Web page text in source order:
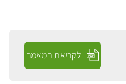
לקריאת המאמר